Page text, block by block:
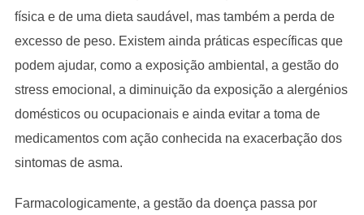
física e de uma dieta saudável, mas também a perda de
excesso de peso. Existem ainda práticas específicas que
podem ajudar, como a exposição ambiental, a gestão do
stress emocional, a diminuição da exposição a alergénios
domésticos ou ocupacionais e ainda evitar a toma de
medicamentos com ação conhecida na exacerbação dos
sintomas de asma.
Farmacologicamente, a gestão da doença passa por